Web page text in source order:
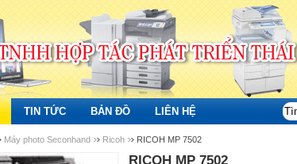
TIN TỨC BẢN ĐỒ LIÊN HỆ
Máy photo Seconhand Ricoh RICOH MP 7502
RICOH MP 7502